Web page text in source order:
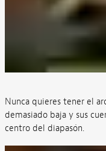
Nunca quieres tener el
demasiado baja y sus
centro del diapasón.